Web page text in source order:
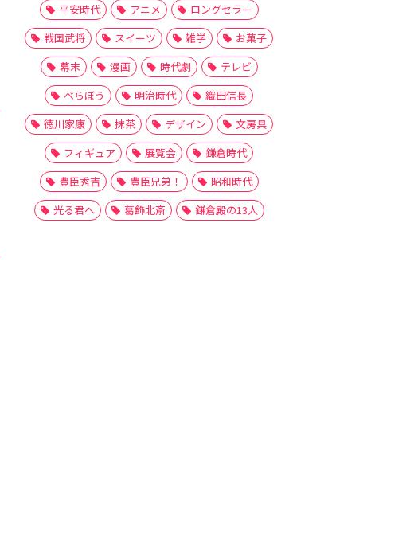
平安時代
アニメ
ロングセラー
戦国武将
スイーツ 雑学
お菓子
幕末
漫画 時代劇
テレビ
べらぼう
明治時代
織田信長
徳川家康
抹茶 デザイン
文房具
フィギュア
展覧会
鎌倉時代
豊臣秀吉
豊臣兄弟！
昭和時代
光る君へ
葛飾北斎 鎌倉殿の13人